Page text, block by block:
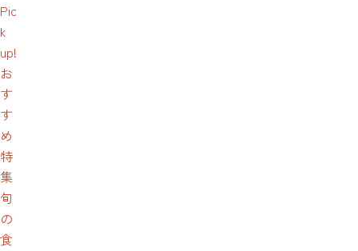
Pic
k
up!
お
す
す
め
特
集
旬
の
食